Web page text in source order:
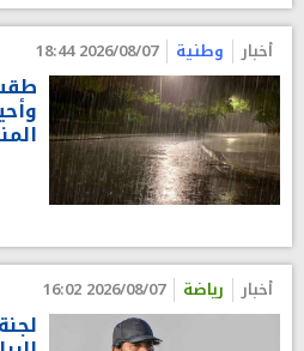
أخبار وطنية 2026/08/07 18:44
أخبار رياضة 2026/08/07 16:02